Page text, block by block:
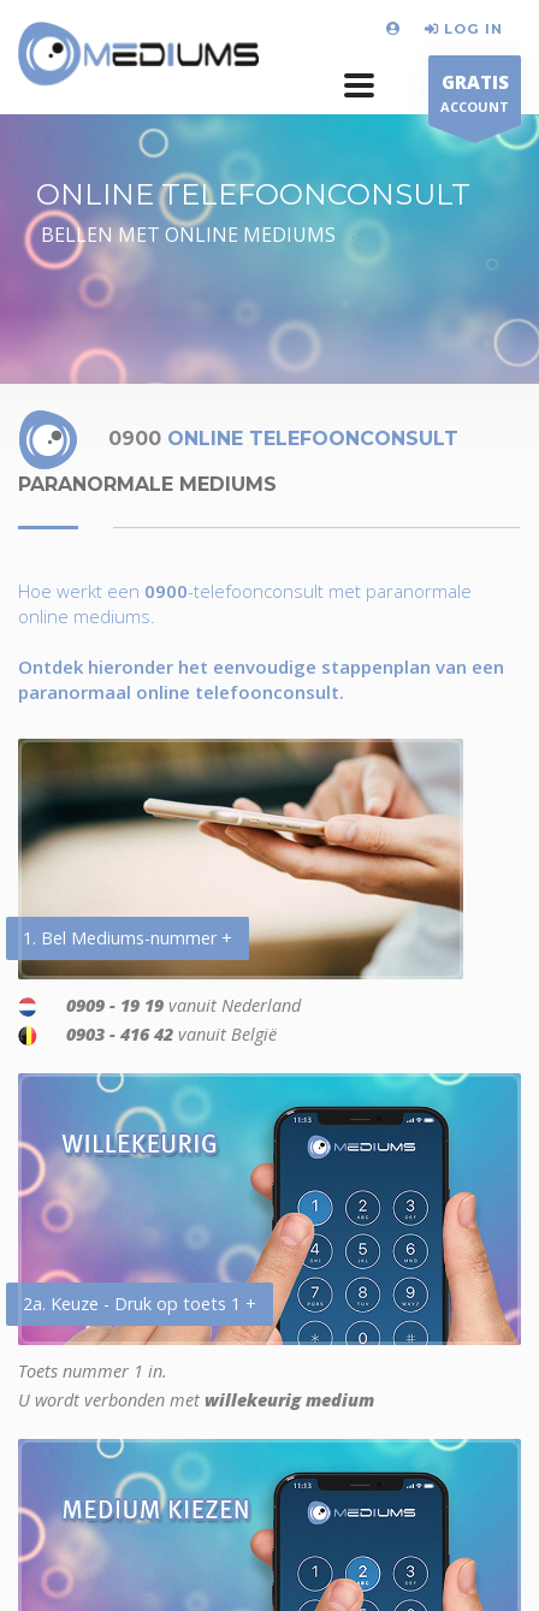
LOG IN
GRATIS
ACCOUNT
ONLINE TELEFOONCONSULT
BELLEN MET ONLINE MEDIUMS
0900 ONLINE TELEFOONCONSULT
PARANORMALE MEDIUMS
Hoe werkt een 0900-telefoonconsult met paranormale
online mediums.
Ontdek hieronder het eenvoudige stappenplan van een
paranormaal online telefoonconsult.
1. Bel Mediums-nummer +
0909 - 19 19 vanuit Nederland
0903 - 416 42 vanuit België
2a. Keuze - Druk op toets 1 +
Toets nummer 1 in.
U wordt verbonden met willekeurig medium